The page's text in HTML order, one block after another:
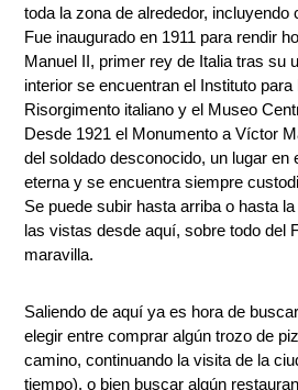
toda la zona de alrededor, incluyendo
Fue inaugurado en 1911 para rendir
Manuel II, primer rey de Italia tras su
interior se encuentran el Instituto para
Risorgimento italiano y el Museo
Desde 1921 el Monumento a Víctor
del soldado desconocido, un lugar en
eterna y se encuentra siempre
Se puede subir hasta arriba o hasta
las vistas desde aquí, sobre todo del
maravilla.
Saliendo de aquí ya es hora de
elegir entre comprar algún trozo de
camino, continuando la visita de la
tiempo), o bien buscar algún